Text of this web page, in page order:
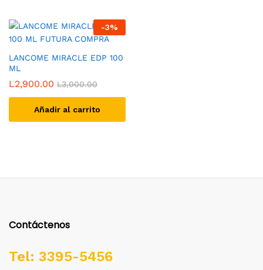
-3%
LANCOME MIRACLE EDP 100
ML
L2,900.00 L3,000.00
Añadir al carrito
Contáctenos
Tel: 3395-5456